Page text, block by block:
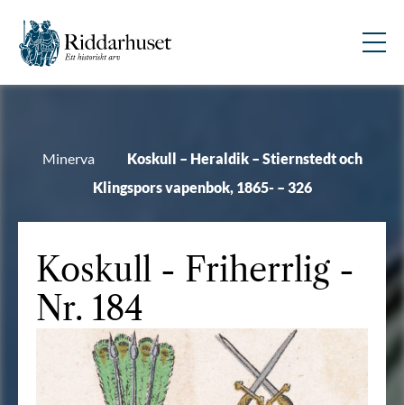
Minerva
Koskull – Heraldik – Stiernstedt och
Klingspors vapenbok, 1865- – 326
Koskull - Friherrlig -
Nr. 184